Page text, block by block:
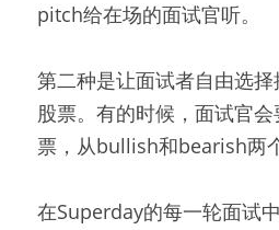
pitch给在场的面试官听。
第二种是让面试者自由选
股票。有的时候，面试官
票，从bullish和bearish两
在Superday的每一轮面试